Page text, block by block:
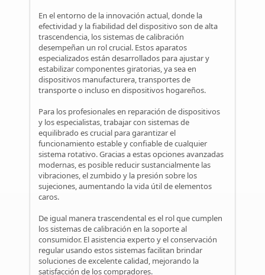
En el entorno de la innovación actual, donde la
efectividad y la fiabilidad del dispositivo son de alta
trascendencia, los sistemas de calibración
desempeñan un rol crucial. Estos aparatos
especializados están desarrollados para ajustar y
estabilizar componentes giratorias, ya sea en
dispositivos manufacturera, transportes de
transporte o incluso en dispositivos hogareños.
Para los profesionales en reparación de dispositivos
y los especialistas, trabajar con sistemas de
equilibrado es crucial para garantizar el
funcionamiento estable y confiable de cualquier
sistema rotativo. Gracias a estas opciones avanzadas
modernas, es posible reducir sustancialmente las
vibraciones, el zumbido y la presión sobre los
sujeciones, aumentando la vida útil de elementos
caros.
De igual manera trascendental es el rol que cumplen
los sistemas de calibración en la soporte al
consumidor. El asistencia experto y el conservación
regular usando estos sistemas facilitan brindar
soluciones de excelente calidad, mejorando la
satisfacción de los compradores.